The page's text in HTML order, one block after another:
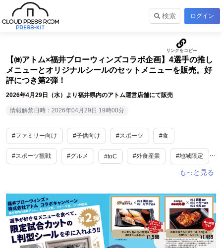
検索 ログイン
【㈱アトム×福井ブローウィンズコラボ企画】4選手の推し
メニューとオリジナルシールのセットメニューを販売。好
評につき第2弾！
2026年4月29日（水）より福井県内のアトム運営店舗にて販売
情報解禁日時：2026年04月29日 19時00分
#ファミリー向け #子供向け #スポーツ #食
#スポーツ観戦 #グルメ #toC #外食産業 #地域限定